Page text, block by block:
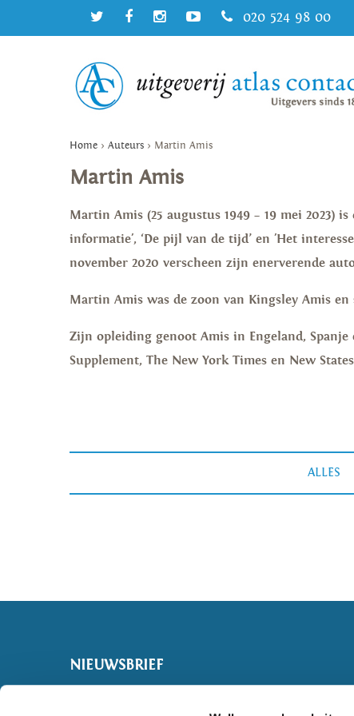
020 524 98 00
Home > Auteurs > Martin Amis
Martin Amis
Martin Amis (25 augustus 1949 – 19 mei 2023)
informatie', ‘De pijl van de tijd’ en 'Het
november 2020 verscheen zijn enerverende
Martin Amis was de zoon van Kingsley Amis
Zijn opleiding genoot Amis in Engeland,
Supplement, The New York Times en New
ALLES
NIEUWSBRIEF